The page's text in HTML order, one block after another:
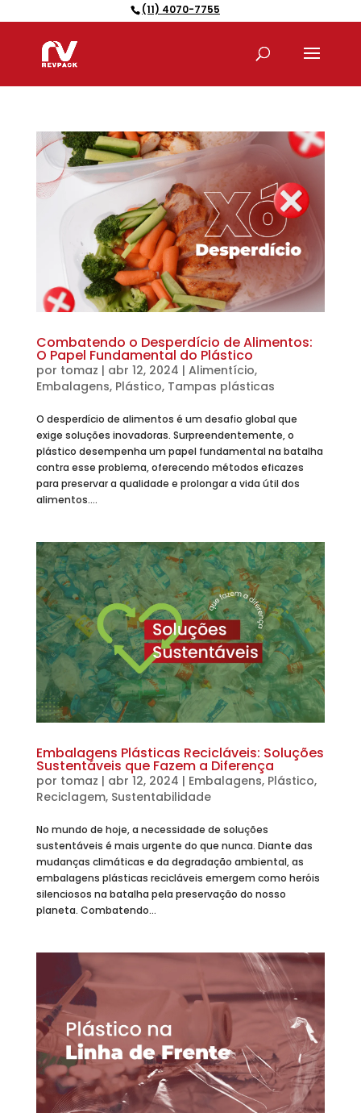
(11) 4070-7755
Combatendo o Desperdício de Alimentos:
O Papel Fundamental do Plástico
por tomaz | abr 12, 2024 | Alimentício,
Embalagens, Plástico, Tampas plásticas
O desperdício de alimentos é um desafio global que
exige soluções inovadoras. Surpreendentemente, o
plástico desempenha um papel fundamental na batalha
contra esse problema, oferecendo métodos eficazes
para preservar a qualidade e prolongar a vida útil dos
alimentos....
Embalagens Plásticas Recicláveis: Soluções
Sustentáveis que Fazem a Diferença
por tomaz | abr 12, 2024 | Embalagens, Plástico,
Reciclagem, Sustentabilidade
No mundo de hoje, a necessidade de soluções
sustentáveis é mais urgente do que nunca. Diante das
mudanças climáticas e da degradação ambiental, as
embalagens plásticas recicláveis emergem como heróis
silenciosos na batalha pela preservação do nosso
planeta. Combatendo...